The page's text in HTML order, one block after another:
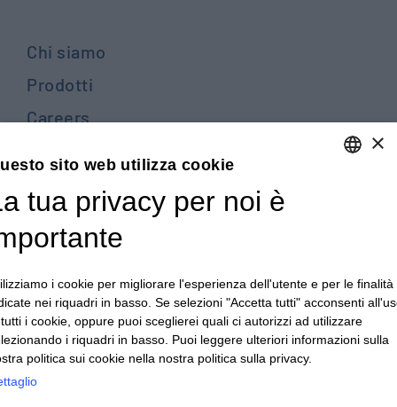
Chi siamo
Prodotti
Careers
PRIVACY POLICY E COOKIES
TERMINI E CONDIZIONI GENERALI DI VENDITA
TERMINI E CONDIZIONI GENERALI DI ACQUISTO
PRIVACY DIPENDENTI - PRIVACY CLIENTI E FORNITORI
CONDIZIONI GENERALI PER LA REALIZZAZIONE DI
ATTREZZATURE
FRENCH
GERMAN
ZH
×
sito web utilizza cookie
tua privacy per noi è
i cookie per migliorare l'esperienza dell'utente e per le finalità
nei riquadri in basso. Se selezioni "Accetta tutti" acconsenti
i cookie, oppure puoi sceglierei quali ci autorizzi ad utilizzare
i riquadri in basso. Puoi leggere ulteriori informazioni sulla
politica sui cookie nella nostra politica sulla privacy.